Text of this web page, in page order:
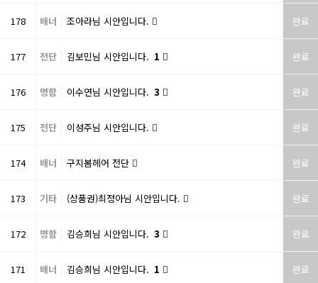
178 배너 조아라님 시안입니다. 완료
177 전단 김보민님 시안입니다. 1 완료
176 명함 이수연님 시안입니다. 3 완료
175 전단 이성주님 시안입니다. 완료
174 배너 구지봄헤어 전단 완료
173 기타 (상품권)최정아님 시안입니다. 완료
172 명함 김승희님 시안입니다. 3 완료
171 배너 김승희님 시안입니다. 1 완료